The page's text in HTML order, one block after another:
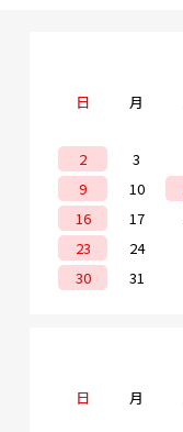
日 月
2
3
9
10
16
17
23
24
30
31
日 月